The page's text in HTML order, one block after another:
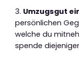
3. Umzugsgut
persönlichen
welche du
spende